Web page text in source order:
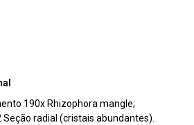
190x Rhizophora mangle;
radial (cristais abundantes).